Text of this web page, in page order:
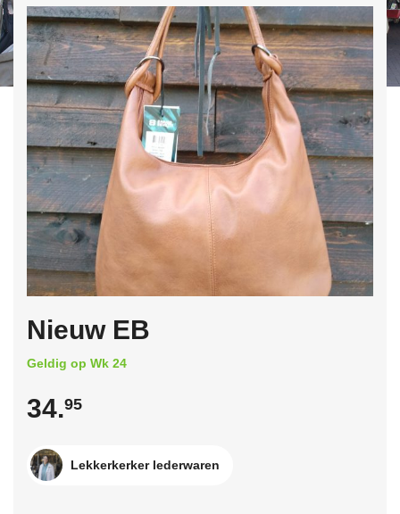
Nieuw EB
Geldig op Wk 24
34.95
Lekkerkerker lederwaren